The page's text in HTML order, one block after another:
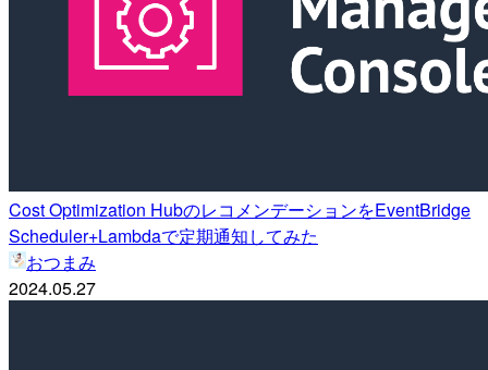
Cost Optimization HubのレコメンデーションをEventBridge
Scheduler+Lambdaで定期通知してみた
おつまみ
2024.05.27